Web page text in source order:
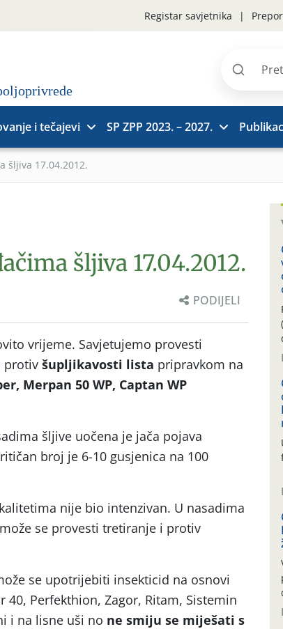
Registar savjetnika
Pretraži
i tečajevi SP ZPP 2023. – 2027.
šljiva 17.04.2012.
šljiva 17.04.2012.
PODIJELI
vrijeme. Savjetujemo provesti
protiv šupljikavosti lista pripravkom na
Merpan 50 WP, Captan WP
šljive uočena je jača pojava
broj je 6-10 gusjenica na 100
nije bio intenzivan. U nasadima
se provesti tretiranje i protiv
se upotrijebiti insekticid na osnovi
40, Perfekthion, Zagor, Ritam, Sistemin
i na lisne uši no ne smiju se miješati s